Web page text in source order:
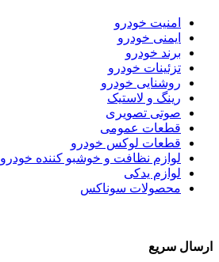
امنیت خودرو
ایمنی خودرو
برند خودرو
تزئینات خودرو
روشنایی خودرو
رینگ و لاستیک
صوتی تصویری
قطعات عمومی
قطعات لوکس خودرو
لوازم نظافت و خوشبو کننده خودرو
لوازم یدکی
محصولات سوناکس
ارسال سریع